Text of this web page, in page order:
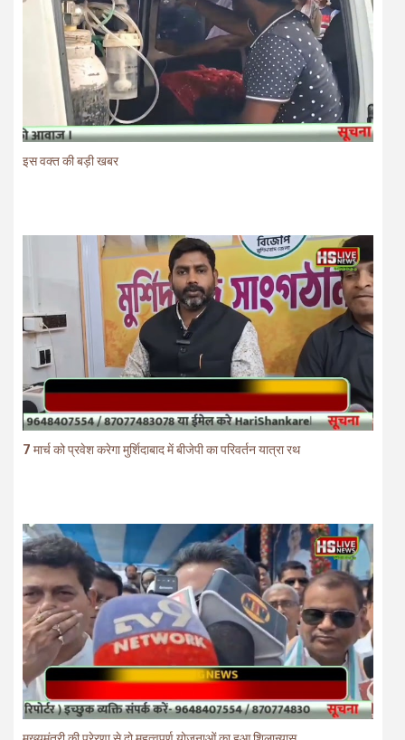
इस वक्त की बड़ी खबर
7 मार्च को प्रवेश करेगा मुर्शिदाबाद में बीजेपी का परिवर्तन यात्रा रथ